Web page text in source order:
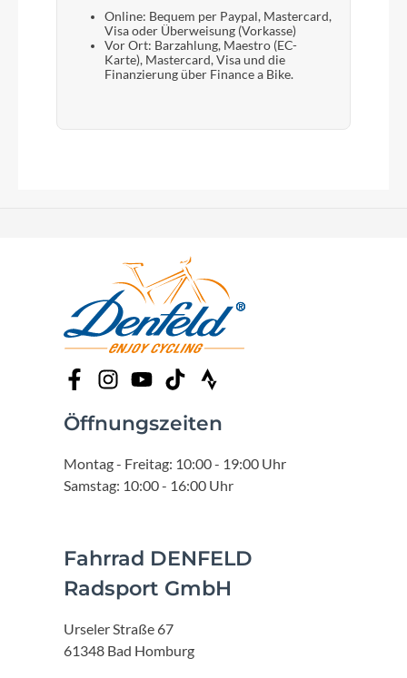
Online: Bequem per Paypal, Mastercard,
Visa oder Überweisung (Vorkasse)
Vor Ort: Barzahlung, Maestro (EC-
Karte), Mastercard, Visa und die
Finanzierung über Finance a Bike.
Öffnungszeiten
Montag - Freitag: 10:00 - 19:00 Uhr
Samstag: 10:00 - 16:00 Uhr
Fahrrad DENFELD
Radsport GmbH
Urseler Straße 67
61348 Bad Homburg